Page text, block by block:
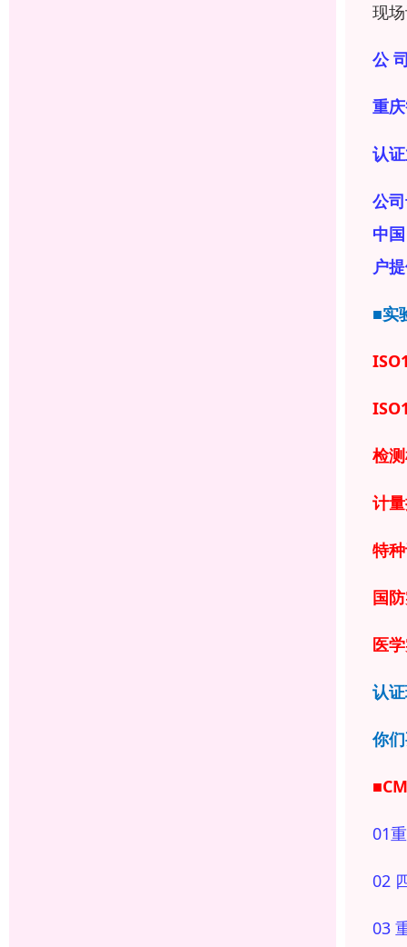
现
公
重
认
公
中
户
■实
检
计
特
国
医
认
你
01
02
03